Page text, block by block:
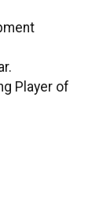
Player of